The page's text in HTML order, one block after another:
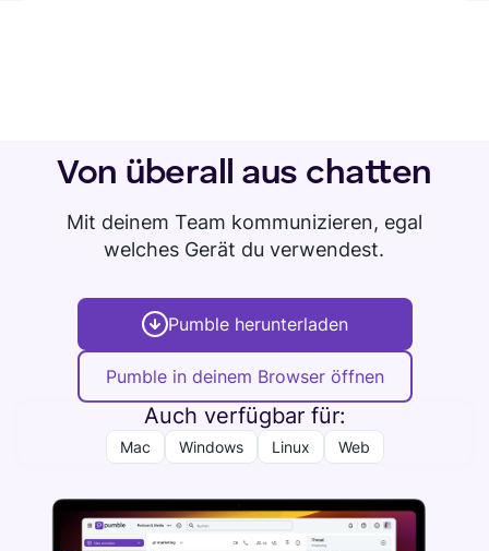
Von überall aus chatten
Mit deinem Team kommunizieren, egal
welches Gerät du verwendest.
Pumble herunterladen
Pumble in deinem Browser öffnen
Auch verfügbar für:
Mac Windows Linux Web